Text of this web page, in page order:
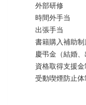
外部研修
時間外手当
出張手当
書籍購入補助制
慶弔金（結婚
資格取得支援
受動喫煙防止